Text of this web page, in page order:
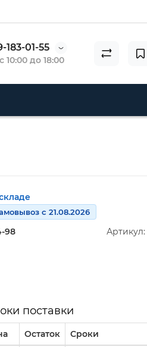
183-01-55
10:00 до 18:00
с 21.08.2026
98 Артикул:
поставки
Остаток Сроки